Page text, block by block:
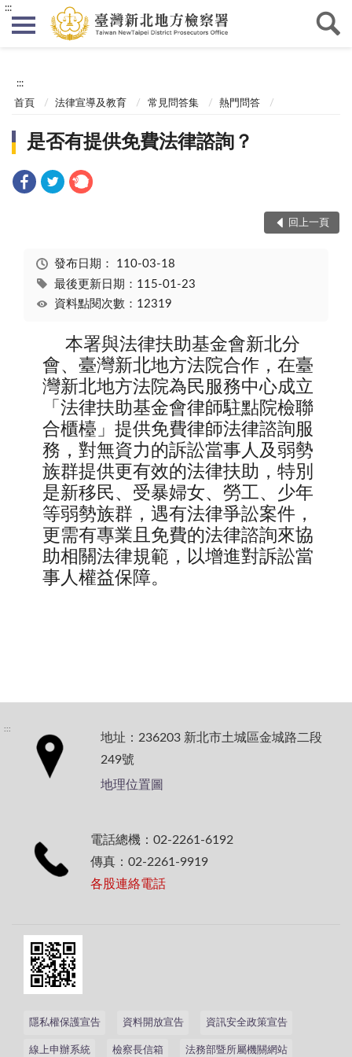
:::
:::
首頁 法律宣導及教育 常見問答集 熱門問答
是否有提供免費法律諮詢？
回上一頁
發布日期： 110-03-18
最後更新日期：115-01-23
資料點閱次數：12319
本署與法律扶助基金會新北分
會、臺灣新北地方法院合作，在臺
灣新北地方法院為民服務中心成立
「法律扶助基金會律師駐點院檢聯
合櫃檯」提供免費律師法律諮詢服
務，對無資力的訴訟當事人及弱勢
族群提供更有效的法律扶助，特別
是新移民、受暴婦女、勞工、少年
等弱勢族群，遇有法律爭訟案件，
更需有專業且免費的法律諮詢來協
助相關法律規範，以增進對訴訟當
事人權益保障。
:::
地址：236203 新北市土城區金城路二段
249號
地理位置圖
電話總機：02-2261-6192
傳真：02-2261-9919
各股連絡電話
隱私權保護宣告 資料開放宣告 資訊安全政策宣告
線上申辦系統 檢察長信箱 法務部暨所屬機關網站